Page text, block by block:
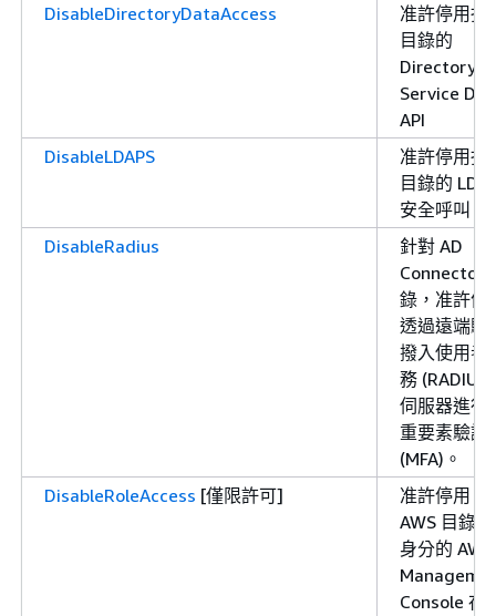
DisableDirectoryDataAccess
准許停用指
目錄的
Directory
Service
API
DisableLDAPS
准許停用指
目錄的
安全呼叫
DisableRadius
針對 AD
Connector
錄，准許停
透過遠端驗
撥入使用者
務 (RADIUS)
伺服器進行
重要素驗證
(MFA)。
DisableRoleAccess [僅限許可]
准許停用
AWS 目錄中
身分的 AWS
Console 存